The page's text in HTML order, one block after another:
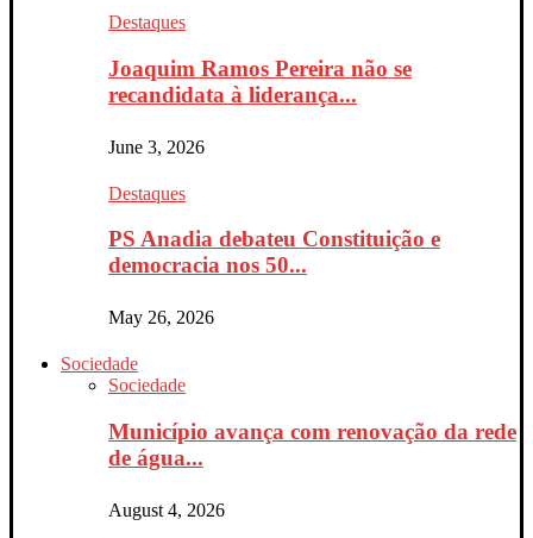
Destaques
Joaquim Ramos Pereira não se
recandidata à liderança...
June 3, 2026
Destaques
PS Anadia debateu Constituição e
democracia nos 50...
May 26, 2026
Sociedade
Sociedade
Município avança com renovação da rede
de água...
August 4, 2026